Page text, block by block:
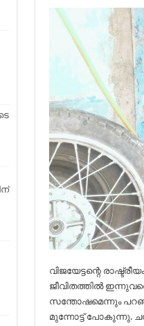
വിജയേട്ടന്റെ
ജീവിതത്തിൽ
സന്തോഷമെന്നും
മുന്നോട്ട് പോകുന്നു.